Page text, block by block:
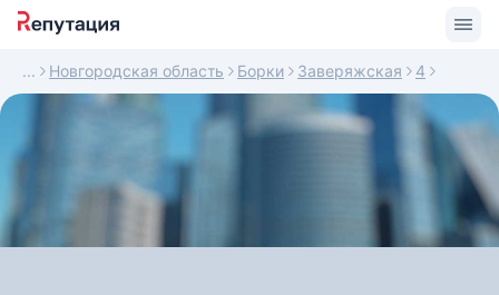
Новгородская область Борки Заверяжская 4